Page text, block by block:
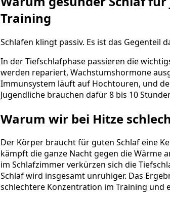
Training
Schlafen klingt passiv. Es ist das Gegenteil
In der Tiefschlafphase passieren die
werden repariert, Wachstumshormone
Immunsystem läuft auf Hochtouren, und
Jugendliche brauchen dafür 8 bis 10
Warum wir bei Hitze
Der Körper braucht für guten Schlaf eine
kämpft die ganze Nacht gegen die Wärme
im Schlafzimmer verkürzen sich die
Schlaf wird insgesamt unruhiger. Das
schlechtere Konzentration im Training und